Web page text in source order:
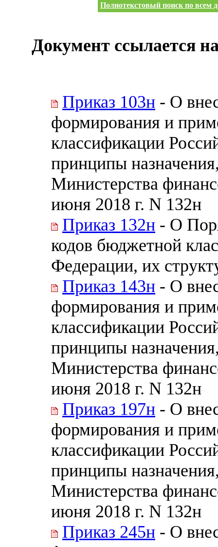
Полнотекстовый поиск по всем
Документ ссылается
Приказ 103н - О
формирования и
классификации
принципы
Министерства
июня 2018 г. N 132н
Приказ 132н - О
кодов бюджетной
Федерации, их
Приказ 143н - О
формирования и
классификации
принципы
Министерства
июня 2018 г. N 132н
Приказ 197н - О
формирования и
классификации
принципы
Министерства
июня 2018 г. N 132н
Приказ 245н - О